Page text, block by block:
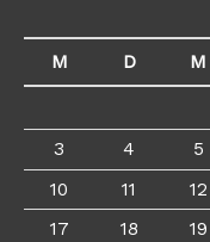
M D M
3
4 5
10
11 12
17
18 19